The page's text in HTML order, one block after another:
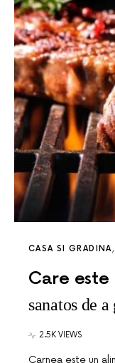
CASA SI GRADINA
Care este
sanatos de
2.5K VIEWS
Carnea este un